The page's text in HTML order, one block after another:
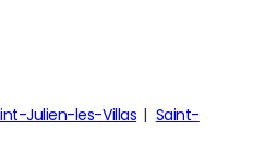
Julien-les-Villas
Saint-